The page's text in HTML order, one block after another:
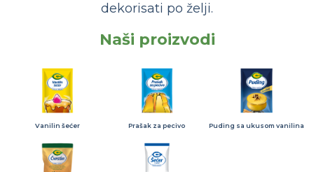
dekorisati po želji.
Naši proizvodi
Vanilin šećer Prašak za pecivo Puding sa ukusom vanilina